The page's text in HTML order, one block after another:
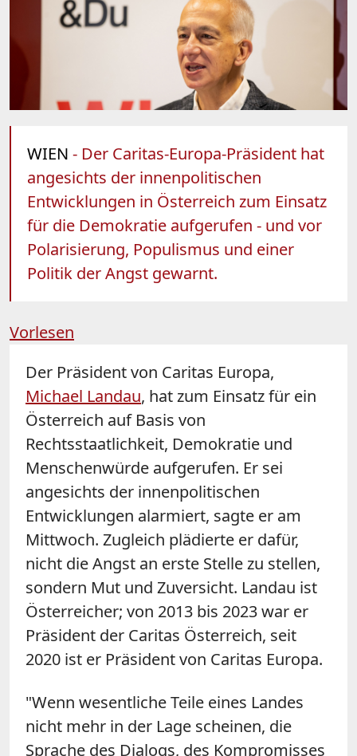
WIEN - Der Caritas-Europa-Präsident hat
angesichts der innenpolitischen
Entwicklungen in Österreich zum Einsatz
für die Demokratie aufgerufen - und vor
Polarisierung, Populismus und einer
Politik der Angst gewarnt.
Vorlesen
Der Präsident von Caritas Europa,
Michael Landau, hat zum Einsatz für ein
Österreich auf Basis von
Rechtsstaatlichkeit, Demokratie und
Menschenwürde aufgerufen. Er sei
angesichts der innenpolitischen
Entwicklungen alarmiert, sagte er am
Mittwoch. Zugleich plädierte er dafür,
nicht die Angst an erste Stelle zu stellen,
sondern Mut und Zuversicht. Landau ist
Österreicher; von 2013 bis 2023 war er
Präsident der Caritas Österreich, seit
2020 ist er Präsident von Caritas Europa.
"Wenn wesentliche Teile eines Landes
nicht mehr in der Lage scheinen, die
Sprache des Dialogs, des Kompromisses